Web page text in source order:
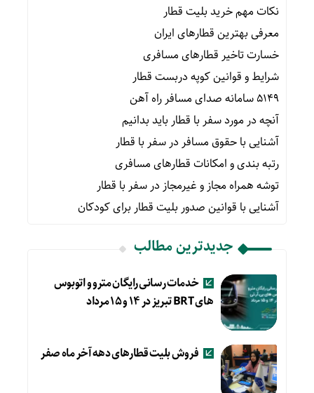
نکات مهم خرید بلیت قطار
معرفی بهترین قطارهای ایران
خسارت تاخیر قطارهای مسافری
شرایط و قوانین کوپه دربست قطار
۵۱۴۹ سامانه صدای مسافر راه آهن
آنچه در مورد سفر با قطار باید بدانیم
آشنایی با حقوق مسافر در سفر با قطار
رتبه بندی و امکانات قطارهای مسافری
توشه همراه مجاز و غیرمجاز در سفر با قطار
آشنایی با قوانین صدور بلیت قطار برای کودکان
جدیدترین مطالب
خدمات رسانی رایگان مترو و اتوبوس
های BRT تبریز در ۱۴ و ۱۵ مرداد
فروش بلیت قطارهای دهه آخر ماه صفر